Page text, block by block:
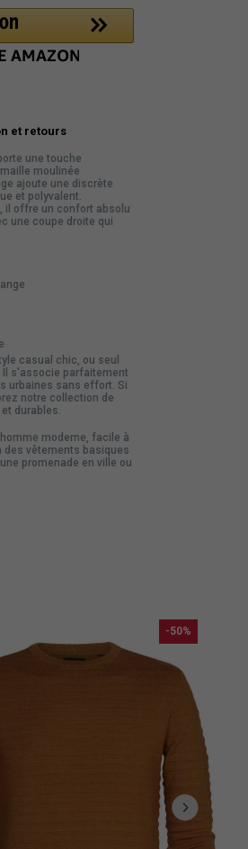
et retours
une touche
moulinée
ajoute une discrète
et polyvalent.
il offre un confort absolu
une coupe droite qui
casual chic, ou seul
Il s'associe parfaitement
urbaines sans effort. Si
notre collection de
durables.
moderne, facile à
des vêtements basiques
promenade en ville ou
-50%